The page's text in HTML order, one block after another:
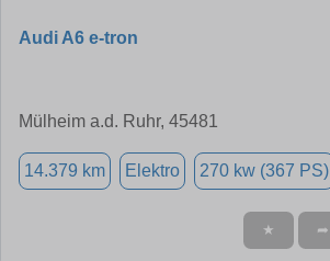
Audi A6 e-tron
Mülheim a.d. Ruhr, 45481
14.379 km Elektro 270 kw (367 PS)
★ ➦